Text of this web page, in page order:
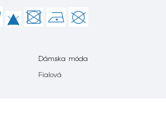
Dámska móda
Fialová